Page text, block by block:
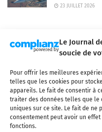
Le Journal
soucie de
Pour offrir les meilleures
telles que les cookies pour
appareils. Le fait de consentir à
traiter des données telles que le
uniques sur ce site. Le fait de ne
consentement peut avoir un
fonctions.
23 JUILLET 2026
Qui sommes-nous ?
Mentions légales
CGV